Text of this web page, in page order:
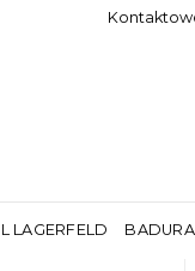
LAGERFELD